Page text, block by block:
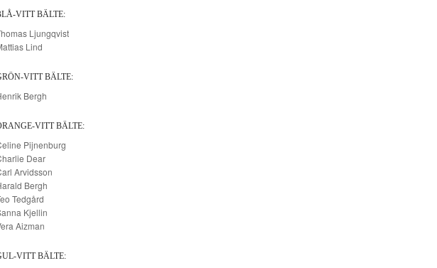
VITT BÄLTE:
Ljungqvist
Lind
VITT BÄLTE:
Bergh
VITT BÄLTE:
Pijnenburg
Dear
Arvidsson
Bergh
Tedgård
Kjellin
Aizman
VITT BÄLTE: